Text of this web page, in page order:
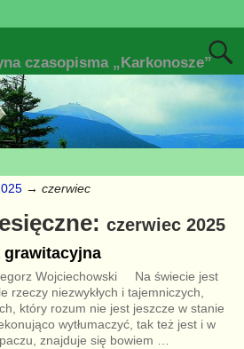
czasopisma „Karkonosze”
→ czerwiec
czerwiec 2025
grawitacyjna
Wojciechowski Na świecie jest
rzeczy niezwykłych i tajemniczych,
który rozum nie jest jeszcze w stanie
wytłumaczyć, tak też jest i w
znajduje się bowiem